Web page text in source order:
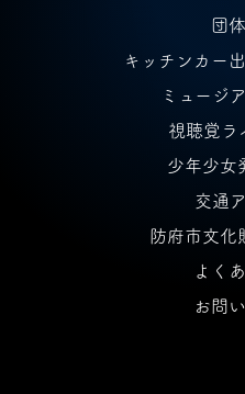
団
キッチンカー
ミュージ
視聴覚ラ
少年少女
交通
防府市文化
よく
お問